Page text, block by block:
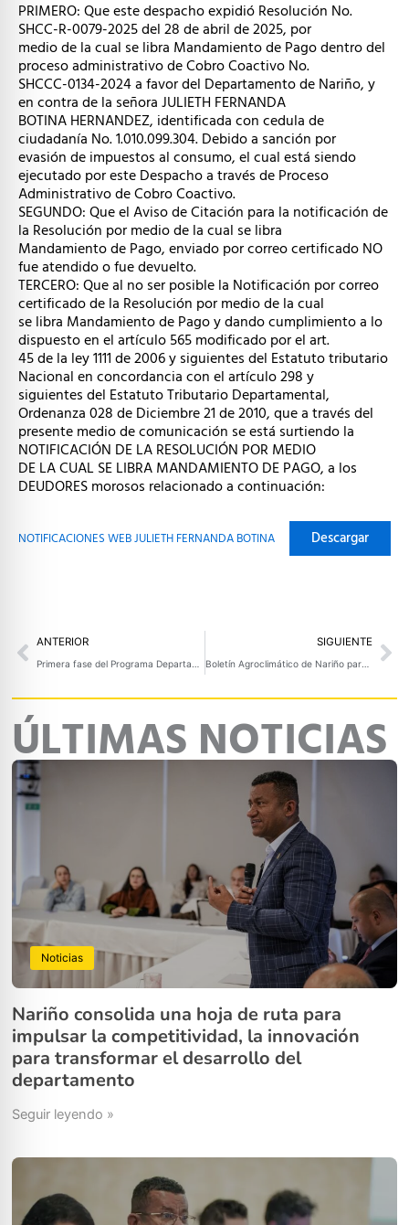
PRIMERO: Que este despacho expidió Resolución No.
SHCC-R-0079-2025 del 28 de abril de 2025, por
medio de la cual se libra Mandamiento de Pago dentro del
proceso administrativo de Cobro Coactivo No.
SHCCC-0134-2024 a favor del Departamento de Nariño, y
en contra de la señora JULIETH FERNANDA
BOTINA HERNANDEZ, identificada con cedula de
ciudadanía No. 1.010.099.304. Debido a sanción por
evasión de impuestos al consumo, el cual está siendo
ejecutado por este Despacho a través de Proceso
Administrativo de Cobro Coactivo.
SEGUNDO: Que el Aviso de Citación para la notificación de
la Resolución por medio de la cual se libra
Mandamiento de Pago, enviado por correo certificado NO
fue atendido o fue devuelto.
TERCERO: Que al no ser posible la Notificación por correo
certificado de la Resolución por medio de la cual
se libra Mandamiento de Pago y dando cumplimiento a lo
dispuesto en el artículo 565 modificado por el art.
45 de la ley 1111 de 2006 y siguientes del Estatuto tributario
Nacional en concordancia con el artículo 298 y
siguientes del Estatuto Tributario Departamental,
Ordenanza 028 de Diciembre 21 de 2010, que a través del
presente medio de comunicación se está surtiendo la
NOTIFICACIÓN DE LA RESOLUCIÓN POR MEDIO
DE LA CUAL SE LIBRA MANDAMIENTO DE PAGO, a los
DEUDORES morosos relacionado a continuación:
NOTIFICACIONES WEB JULIETH FERNANDA BOTINA Descargar
Prev
ANTERIOR
Primera fase del Programa Departamental de Estímulos 2026 destina $685 millones para festivales y eventos culturales en Nariño
SIGUIENTE
Boletín Agroclimático de Nariño para mayo y junio de 2026
ÚLTIMAS NOTICIAS
Noticias
Nariño consolida una hoja de ruta para
impulsar la competitividad, la innovación
para transformar el desarrollo del
departamento
Seguir leyendo »